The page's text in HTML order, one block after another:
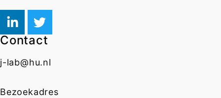
Contact
j-lab@hu.nl
Bezoekadres